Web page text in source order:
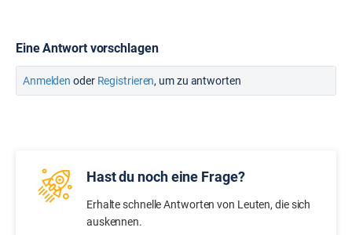
Eine Antwort vorschlagen
Anmelden oder Registrieren, um zu antworten
Hast du noch eine Frage?
Erhalte schnelle Antworten von Leuten, die sich
auskennen.